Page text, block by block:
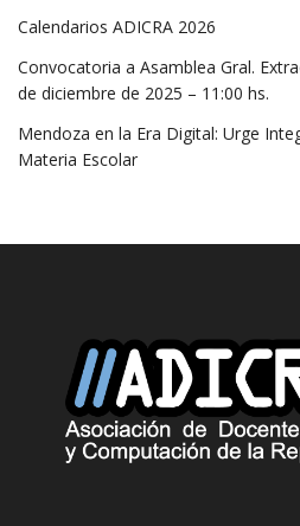
Calendarios ADICRA 2026
Convocatoria a Asamblea Gral.
de diciembre de 2025 – 11:00 hs.
Mendoza en la Era Digital: Urge
Materia Escolar